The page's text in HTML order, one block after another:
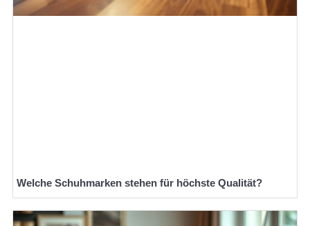
Welche Schuhmarken stehen für höchste Qualität?